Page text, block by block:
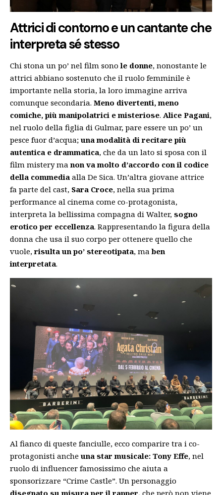
Attrici di contorno e un cantante che
interpreta sé stesso
Chi stona un po’ nel film sonole donne, nonostante le
attrici abbiano sostenuto che il ruolo femminile è
importante nella storia, la loro immagine arriva
comunque secondaria. Meno divertenti, meno
comiche, più manipolatrici e misteriose. Alice Pagani,
nel ruolo della figlia di Gulmar, pare essere un po’ un
pesce fuor d’acqua; una modalità di recitare più
autentica e drammatica, che da un lato si sposa con il
film mistery manon va molto d’accordo con il codice
della commedia alla De Sica. Un’altra giovane attrice
fa parte del cast, Sara Croce, nella sua prima
performance al cinema come co-protagonista,
interpreta la bellissima compagna di Walter, sogno
erotico per eccellenza. Rappresentando la figura della
donna che usa il suo corpo per ottenere quello che
vuole,risulta un po’ stereotipata, maben
interpretata.
Al fianco di queste fanciulle, ecco comparire tra i co-
protagonisti anche una star musicale: Tony Effe, nel
ruolo di influencer famosissimo che aiuta a
sponsorizzare “Crime Castle”. Un personaggio